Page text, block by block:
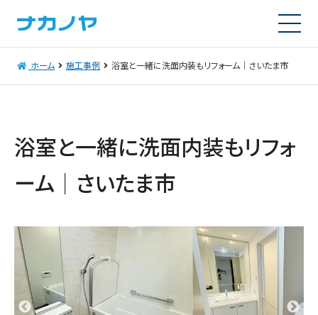
ホーム 施工事例 浴室と一緒に洗面内装もリフォーム｜さいたま市
浴室と一緒に洗面内装もリフォ
ーム｜さいたま市